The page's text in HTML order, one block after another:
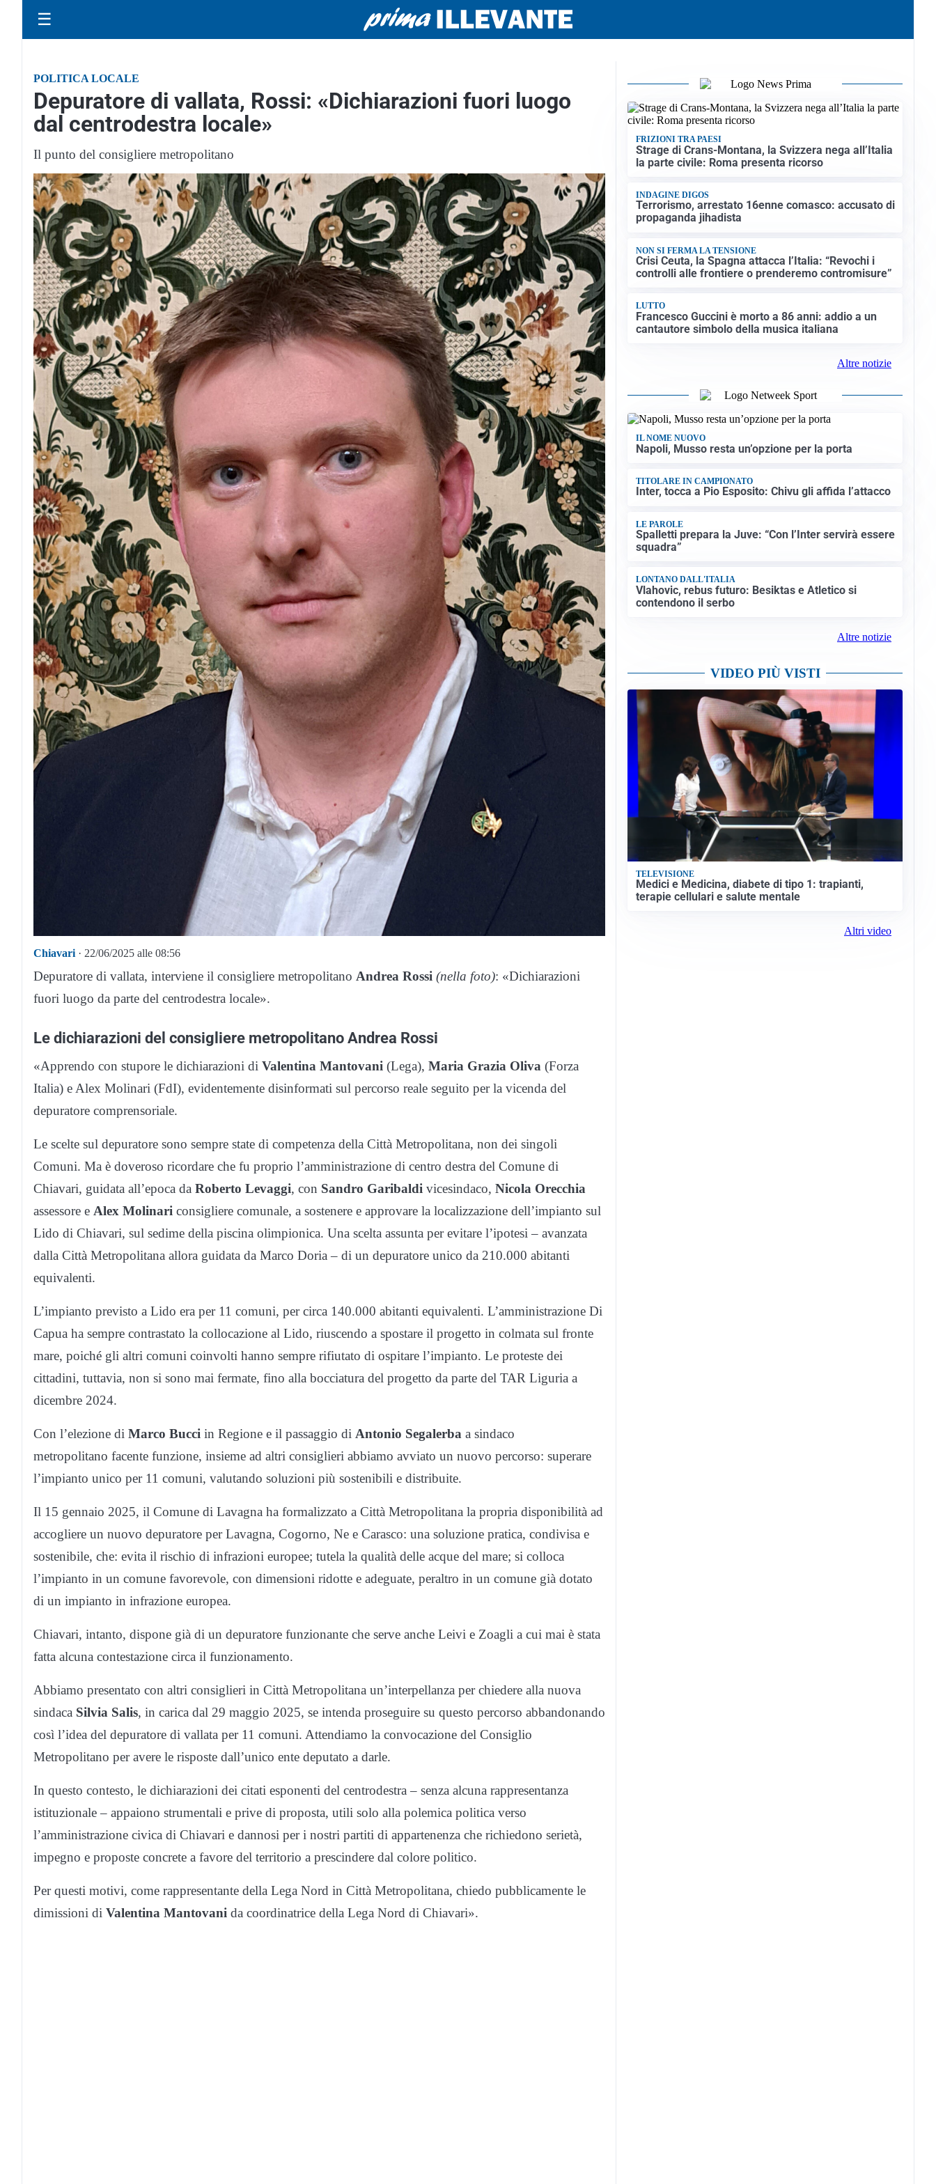
☰
POLITICA LOCALE
Depuratore di vallata, Rossi: «Dichiarazioni fuori luogo
dal centrodestra locale»
Il punto del consigliere metropolitano
Chiavari · 22/06/2025 alle 08:56
Depuratore di vallata, interviene il consigliere metropolitano Andrea Rossi (nella foto): «Dichiarazioni
fuori luogo da parte del centrodestra locale».
Le dichiarazioni del consigliere metropolitano Andrea Rossi
«Apprendo con stupore le dichiarazioni di Valentina Mantovani (Lega), Maria Grazia Oliva (Forza
Italia) e Alex Molinari (FdI), evidentemente disinformati sul percorso reale seguito per la vicenda del
depuratore comprensoriale.
Le scelte sul depuratore sono sempre state di competenza della Città Metropolitana, non dei singoli
Comuni. Ma è doveroso ricordare che fu proprio l’amministrazione di centro destra del Comune di
Chiavari, guidata all’epoca da Roberto Levaggi, con Sandro Garibaldi vicesindaco, Nicola Orecchia
assessore e Alex Molinari consigliere comunale, a sostenere e approvare la localizzazione dell’impianto sul
Lido di Chiavari, sul sedime della piscina olimpionica. Una scelta assunta per evitare l’ipotesi – avanzata
dalla Città Metropolitana allora guidata da Marco Doria – di un depuratore unico da 210.000 abitanti
equivalenti.
L’impianto previsto a Lido era per 11 comuni, per circa 140.000 abitanti equivalenti. L’amministrazione Di
Capua ha sempre contrastato la collocazione al Lido, riuscendo a spostare il progetto in colmata sul fronte
mare, poiché gli altri comuni coinvolti hanno sempre rifiutato di ospitare l’impianto. Le proteste dei
cittadini, tuttavia, non si sono mai fermate, fino alla bocciatura del progetto da parte del TAR Liguria a
dicembre 2024.
Con l’elezione di Marco Bucci in Regione e il passaggio di Antonio Segalerba a sindaco
metropolitano facente funzione, insieme ad altri consiglieri abbiamo avviato un nuovo percorso: superare
l’impianto unico per 11 comuni, valutando soluzioni più sostenibili e distribuite.
Il 15 gennaio 2025, il Comune di Lavagna ha formalizzato a Città Metropolitana la propria disponibilità ad
accogliere un nuovo depuratore per Lavagna, Cogorno, Ne e Carasco: una soluzione pratica, condivisa e
sostenibile, che: evita il rischio di infrazioni europee; tutela la qualità delle acque del mare; si colloca
l’impianto in un comune favorevole, con dimensioni ridotte e adeguate, peraltro in un comune già dotato
di un impianto in infrazione europea.
Chiavari, intanto, dispone già di un depuratore funzionante che serve anche Leivi e Zoagli a cui mai è stata
fatta alcuna contestazione circa il funzionamento.
Abbiamo presentato con altri consiglieri in Città Metropolitana un’interpellanza per chiedere alla nuova
sindaca Silvia Salis, in carica dal 29 maggio 2025, se intenda proseguire su questo percorso abbandonando
così l’idea del depuratore di vallata per 11 comuni. Attendiamo la convocazione del Consiglio
Metropolitano per avere le risposte dall’unico ente deputato a darle.
In questo contesto, le dichiarazioni dei citati esponenti del centrodestra – senza alcuna rappresentanza
istituzionale – appaiono strumentali e prive di proposta, utili solo alla polemica politica verso
l’amministrazione civica di Chiavari e dannosi per i nostri partiti di appartenenza che richiedono serietà,
impegno e proposte concrete a favore del territorio a prescindere dal colore politico.
Per questi motivi, come rappresentante della Lega Nord in Città Metropolitana, chiedo pubblicamente le
dimissioni di Valentina Mantovani da coordinatrice della Lega Nord di Chiavari».
FRIZIONI TRA PAESI
Strage di Crans-Montana, la Svizzera nega all’Italia
la parte civile: Roma presenta ricorso
INDAGINE DIGOS
Terrorismo, arrestato 16enne comasco: accusato di
propaganda jihadista
NON SI FERMA LA TENSIONE
Crisi Ceuta, la Spagna attacca l’Italia: “Revochi i
controlli alle frontiere o prenderemo contromisure”
LUTTO
Francesco Guccini è morto a 86 anni: addio a un
cantautore simbolo della musica italiana
Altre notizie
IL NOME NUOVO
Napoli, Musso resta un’opzione per la porta
TITOLARE IN CAMPIONATO
Inter, tocca a Pio Esposito: Chivu gli affida l’attacco
LE PAROLE
Spalletti prepara la Juve: “Con l’Inter servirà essere
squadra”
LONTANO DALL'ITALIA
Vlahovic, rebus futuro: Besiktas e Atletico si
contendono il serbo
Altre notizie
VIDEO PIÙ VISTI
TELEVISIONE
Medici e Medicina, diabete di tipo 1: trapianti,
terapie cellulari e salute mentale
Altri video